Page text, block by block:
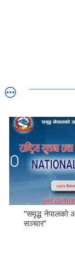
"समृद्ध नेपालको
सञ्चार"